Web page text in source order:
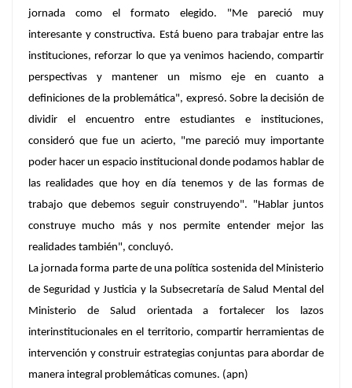
jornada como el formato elegido. "Me pareció muy
interesante y constructiva. Está bueno para trabajar entre las
instituciones, reforzar lo que ya venimos haciendo, compartir
perspectivas y mantener un mismo eje en cuanto a
definiciones de la problemática", expresó. Sobre la decisión de
dividir el encuentro entre estudiantes e instituciones,
consideró que fue un acierto, "me pareció muy importante
poder hacer un espacio institucional donde podamos hablar de
las realidades que hoy en día tenemos y de las formas de
trabajo que debemos seguir construyendo". "Hablar juntos
construye mucho más y nos permite entender mejor las
realidades también", concluyó.
La jornada forma parte de una política sostenida del Ministerio
de Seguridad y Justicia y la Subsecretaría de Salud Mental del
Ministerio de Salud orientada a fortalecer los lazos
interinstitucionales en el territorio, compartir herramientas de
intervención y construir estrategias conjuntas para abordar de
manera integral problemáticas comunes. (apn)